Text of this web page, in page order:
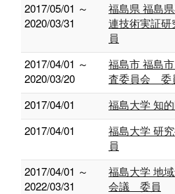
2017/05/01 ～
2020/03/31
福島県 福島
連技術実証
員
2017/04/01 ～
2020/03/20
福島市 福島
査委員会 委
2017/04/01
福島大学 知
2017/04/01
福島大学 研
員
2017/04/01 ～
2022/03/31
福島大学 地
会議 委員